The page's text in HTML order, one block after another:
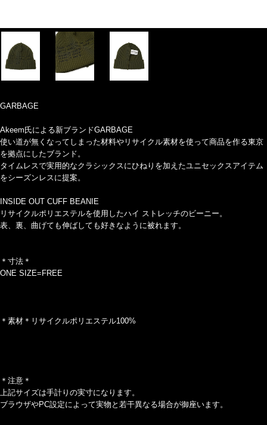
GARBAGE
Akeem氏による新ブランドGARBAGE
使い道が無くなってしまった材料やリサイクル素材を使って商品を作る東京
を拠点にしたブランド。
タイムレスで実用的なクラシックスにひねりを加えたユニセックスアイテム
をシーズンレスに提案。
INSIDE OUT CUFF BEANIE
リサイクルポリエステルを使用したハイ ストレッチのビーニー。
表、裏、曲げても伸ばしても好きなように被れます。
＊寸法＊
ONE SIZE=FREE
＊素材＊リサイクルポリエステル100%
＊注意＊
上記サイズは手計りの実寸になります。
ブラウザやPC設定によって実物と若干異なる場合が御座います。